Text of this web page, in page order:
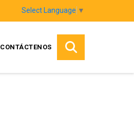
Select Language ▼
CONTÁCTENOS